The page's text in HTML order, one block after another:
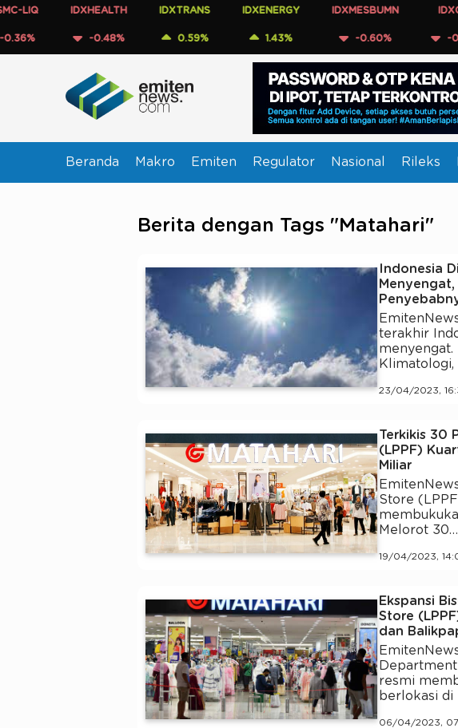
IDXHEALTH
-0.48%
IDXTRANS
0.59%
IDXENERGY IDXMESBUMN
-0.60%
IDXQ30
-0.53%
Beranda Makro Emiten Regulator Nasional Rileks
Berita dengan Tags "Matahari"
Indonesia
Menyengat,
terakhir
menyengat.
Klimatologi,
23/04/2023,
Terkikis 30
(LPPF)
Miliar
Store
Melorot 30…
19/04/2023,
Ekspansi
Store
dan
resmi
berlokasi di
06/04/2023,